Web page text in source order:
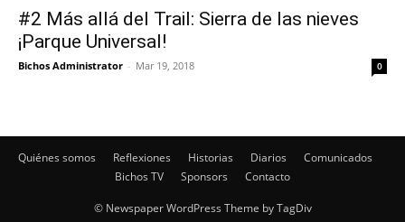
#2 Más allá del Trail: Sierra de las nieves
¡Parque Universal!
Bichos Administrator - Mar 19, 2018 0
Quiénes somos Reflexiones Historias Diarios
Comunicados
Bichos TV
Sponsors Contacto
© Newspaper WordPress Theme by TagDiv